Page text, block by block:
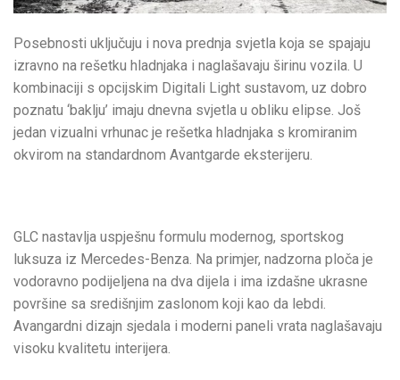
Posebnosti uključuju i nova prednja svjetla koja se spajaju
izravno na rešetku hladnjaka i naglašavaju širinu vozila. U
kombinaciji s opcijskim Digitali Light sustavom, uz dobro
poznatu ‘baklju’ imaju dnevna svjetla u obliku elipse. Još
jedan vizualni vrhunac je rešetka hladnjaka s kromiranim
okvirom na standardnom Avantgarde eksterijeru.
GLC nastavlja uspješnu formulu modernog, sportskog
luksuza iz Mercedes-Benza. Na primjer, nadzorna ploča je
vodoravno podijeljena na dva dijela i ima izdašne ukrasne
površine sa središnjim zaslonom koji kao da lebdi.
Avangardni dizajn sjedala i moderni paneli vrata naglašavaju
visoku kvalitetu interijera.